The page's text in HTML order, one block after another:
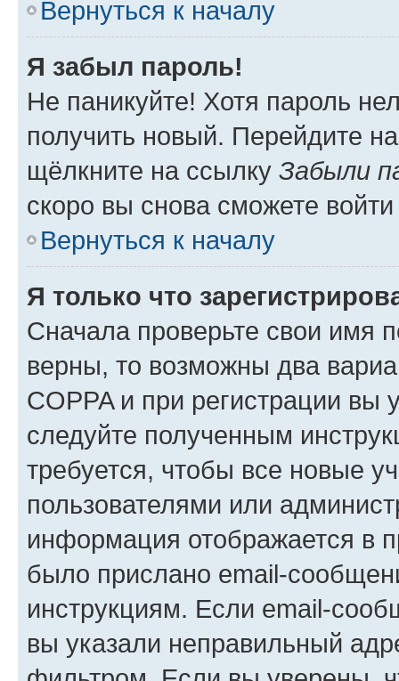
Вернуться к началу
Я забыл пароль!
Не паникуйте! Хотя пароль
получить новый. Перейдите
щёлкните на ссылку Забыли
скоро вы снова сможете
Вернуться к началу
Я только что
Сначала проверьте свои имя
верны, то возможны два
COPPA и при регистрации вы
следуйте полученным
требуется, чтобы все новые
пользователями или
информация отображается в
было прислано email-
инструкциям. Если email-
вы указали неправильный